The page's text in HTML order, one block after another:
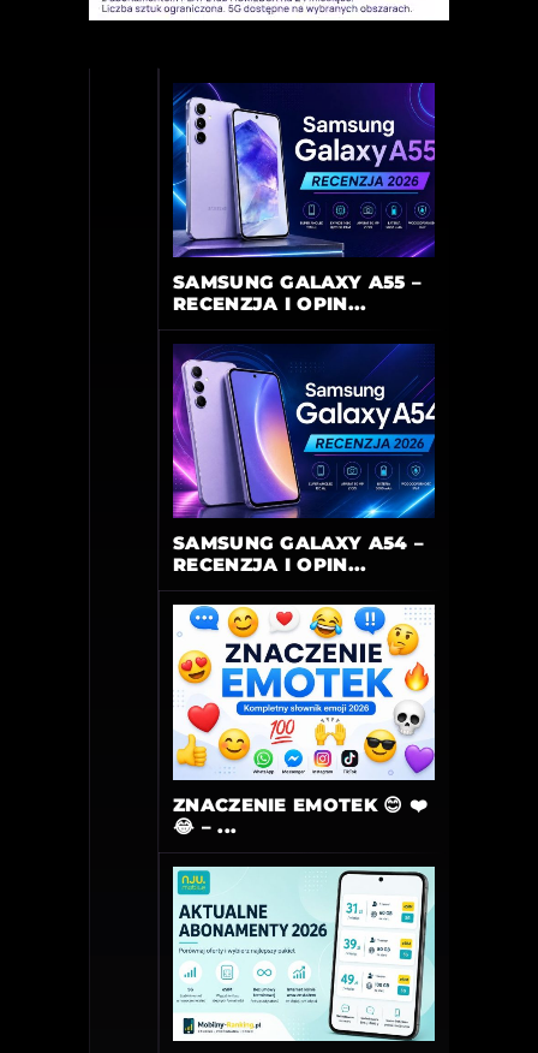
SAMSUNG GALAXY A55 –
RECENZJA I OPIN...
SAMSUNG GALAXY A54 –
RECENZJA I OPIN...
ZNACZENIE EMOTEK 😊 ❤️
😂 – ...